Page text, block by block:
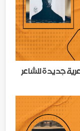
جديدة للشاعر